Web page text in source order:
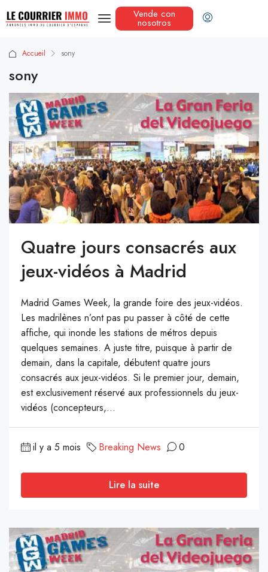
Vende con
nosotros
Accueil sony
sony
Quatre jours consacrés aux
jeux-vidéos à Madrid
Madrid Games Week, la grande foire des jeux-vidéos.
Les madrilènes n’ont pas pu passer à côté de cette
affiche, qui inonde les stations de métros depuis
quelques semaines. A juste titre, puisque à partir de
demain, dans la capitale, débutent quatre jours
consacrés aux jeux-vidéos. Si le premier jour, demain,
est exclusivement réservé aux professionnels du jeux-
vidéos (concepteurs,...
il y a 5 mois Breaking News 0
Lire la suite